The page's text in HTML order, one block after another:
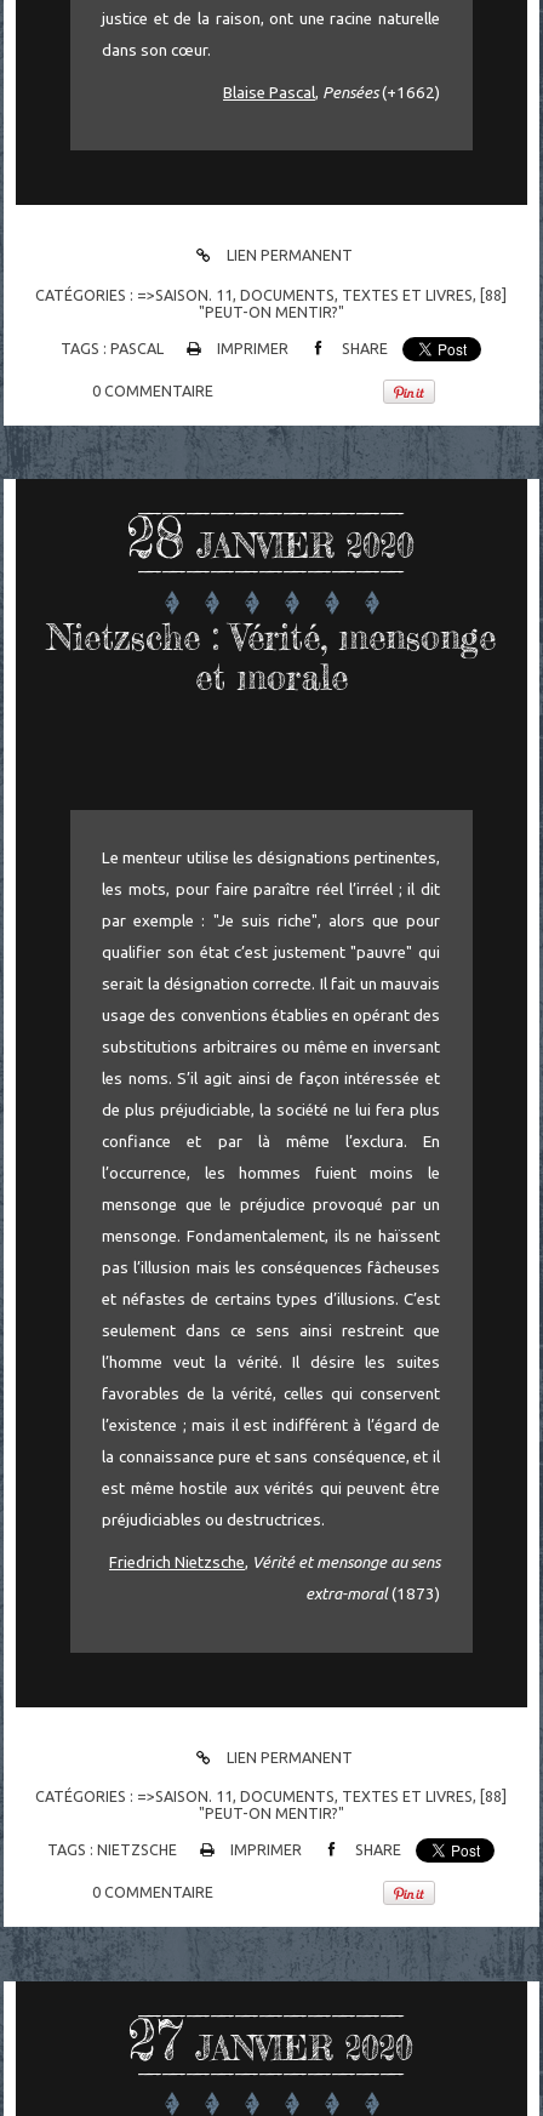
justice et de la raison, ont une racine naturelle
dans son cœur.
Blaise Pascal, Pensées(+1662)
LIEN PERMANENT
CATÉGORIES : =>SAISON. 11 ,DOCUMENTS TEXTES ET LIVRES
[88]
"PEUT-ON MENTIR?"
TAGS :PASCAL IMPRIMER SHARE
0 COMMENTAIRE
28 JANVIER 2020
Nietzsche : Vérité, mensonge
et morale
Le menteur utilise les désignations pertinentes,
les mots, pour faire paraître réel l’irréel ; il dit
par exemple : "Je suis riche", alors que pour
qualifier son état c’est justement "pauvre" qui
serait la désignation correcte. Il fait un mauvais
usage des conventions établies en opérant des
substitutions arbitraires ou même en inversant
les noms. S’il agit ainsi de façon intéressée et
de plus préjudiciable, la société ne lui fera plus
confiance et par là même l’exclura. En
l’occurrence, les hommes fuient moins le
mensonge que le préjudice provoqué par un
mensonge. Fondamentalement, ils ne haïssent
pas l’illusion mais les conséquences fâcheuses
et néfastes de certains types d’illusions. C’est
seulement dans ce sens ainsi restreint que
l’homme veut la vérité. Il désire les suites
favorables de la vérité, celles qui conservent
l’existence ; mais il est indifférent à l’égard de
la connaissance pure et sans conséquence, et il
est même hostile aux vérités qui peuvent être
préjudiciables ou destructrices.
Friedrich Nietzsche, Vérité et mensonge au sens
extra-moral(1873)
LIEN PERMANENT
CATÉGORIES : =>SAISON. 11,DOCUMENTS, TEXTES ET LIVRES, [88]
"PEUT-ON MENTIR?"
TAGS :NIETZSCHE IMPRIMER SHARE
0 COMMENTAIRE
27 JANVIER 2020